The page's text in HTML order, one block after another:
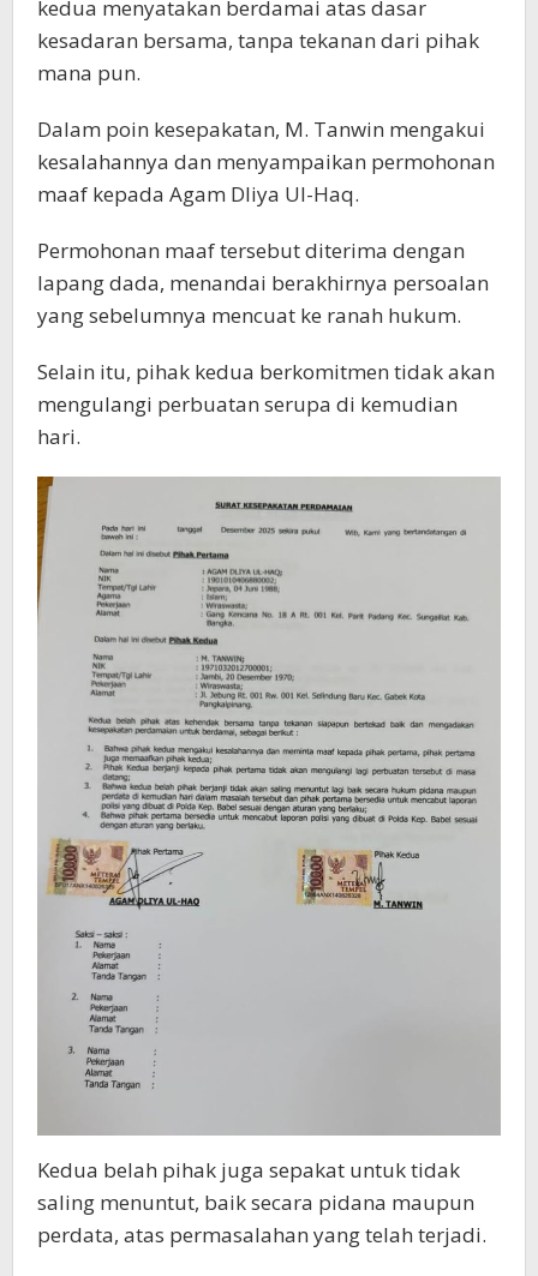
kedua menyatakan berdamai atas dasar
kesadaran bersama, tanpa tekanan dari pihak
mana pun.
Dalam poin kesepakatan, M. Tanwin mengakui
kesalahannya dan menyampaikan permohonan
maaf kepada Agam Dliya Ul-Haq.
Permohonan maaf tersebut diterima dengan
lapang dada, menandai berakhirnya persoalan
yang sebelumnya mencuat ke ranah hukum.
Selain itu, pihak kedua berkomitmen tidak akan
mengulangi perbuatan serupa di kemudian
hari.
Kedua belah pihak juga sepakat untuk tidak
saling menuntut, baik secara pidana maupun
perdata, atas permasalahan yang telah terjadi.